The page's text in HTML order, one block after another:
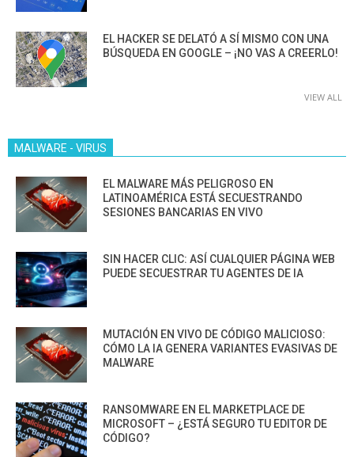
EL HACKER SE DELATÓ A SÍ MISMO CON UNA
BÚSQUEDA EN GOOGLE – ¡NO VAS A CREERLO!
VIEW ALL
MALWARE - VIRUS
EL MALWARE MÁS PELIGROSO EN
LATINOAMÉRICA ESTÁ SECUESTRANDO
SESIONES BANCARIAS EN VIVO
SIN HACER CLIC: ASÍ CUALQUIER PÁGINA WEB
PUEDE SECUESTRAR TU AGENTES DE IA
MUTACIÓN EN VIVO DE CÓDIGO MALICIOSO:
CÓMO LA IA GENERA VARIANTES EVASIVAS DE
MALWARE
RANSOMWARE EN EL MARKETPLACE DE
MICROSOFT – ¿ESTÁ SEGURO TU EDITOR DE
CÓDIGO?